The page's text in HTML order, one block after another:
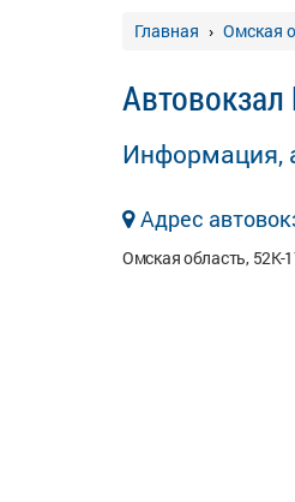
Главная Омская
Информация,
Адрес
Омская область, 52К-